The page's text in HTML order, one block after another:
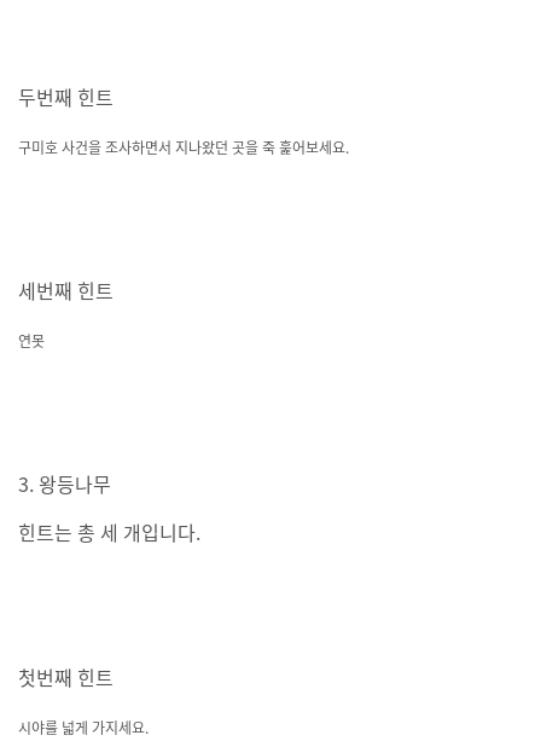
두번째 힌트
구미호 사건을 조사하면서 지나왔던 곳을 죽 훑어보세요.
세번째 힌트
연못
3. 왕등나무
힌트는 총 세 개입니다.
첫번째 힌트
시야를 넓게 가지세요.